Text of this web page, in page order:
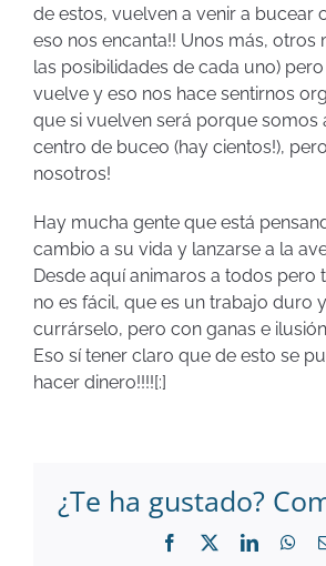
de estos, vuelven a venir a bucear
eso nos encanta!! Unos más, otros
las posibilidades de cada uno)
vuelve y eso nos hace sentirnos
que si vuelven será porque somos
centro de buceo (hay cientos!),
nosotros!
Hay mucha gente que está
cambio a su vida y lanzarse a la
Desde aquí animaros a todos pero
no es fácil, que es un trabajo duro
currárselo, pero con ganas e
Eso sí tener claro que de esto se
hacer dinero!!!![:]
¿Te ha gustado?
Facebook LinkedIn